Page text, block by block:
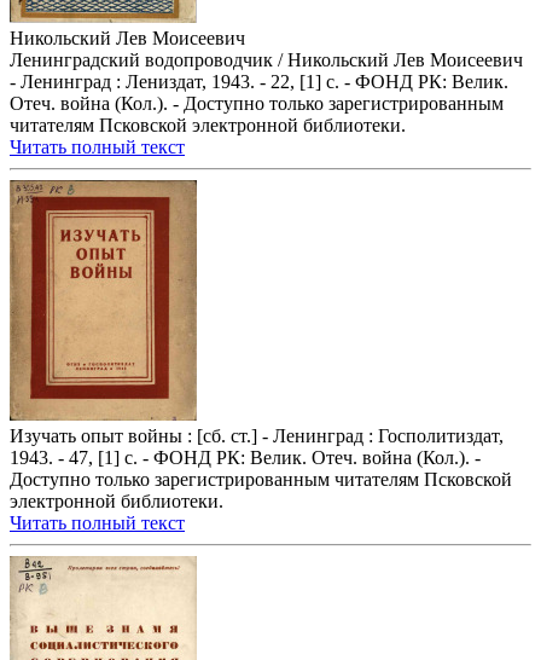
Никольский Лев Моисеевич
Ленинградский водопроводчик / Никольский Лев Моисеевич
- Ленинград : Лениздат, 1943. - 22, [1] с. - ФОНД РК: Велик.
Отеч. война (Кол.). - Доступно только зарегистрированным
читателям Псковской электронной библиотеки.
Читать полный текст
Изучать опыт войны : [сб. ст.] - Ленинград : Госполитиздат,
1943. - 47, [1] с. - ФОНД РК: Велик. Отеч. война (Кол.). -
Доступно только зарегистрированным читателям Псковской
электронной библиотеки.
Читать полный текст